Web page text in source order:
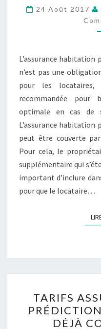
24 Août 2017
L’assurance habitation
n’est pas une
pour les locataires,
recommandée pour
optimale en cas de
L’assurance habitation
peut être couverte
Pour cela, le
supplémentaire qui
important d’inclure
pour que le locataire…
TARIFS
DÉJÀ